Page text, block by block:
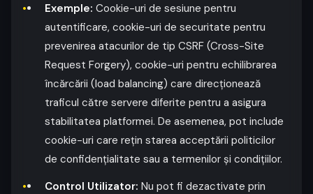
Exemple: Cookie-uri de sesiune pentru
autentificare, cookie-uri de securitate pentru
prevenirea atacurilor de tip CSRF (Cross-Site
Request Forgery), cookie-uri pentru echilibrarea
încărcării (load balancing) care direcționează
traficul către servere diferite pentru a asigura
stabilitatea platformei. De asemenea, pot include
cookie-uri care rețin starea acceptării politicilor
de confidențialitate sau a termenilor și condițiilor.
Control Utilizator: Nu pot fi dezactivate prin